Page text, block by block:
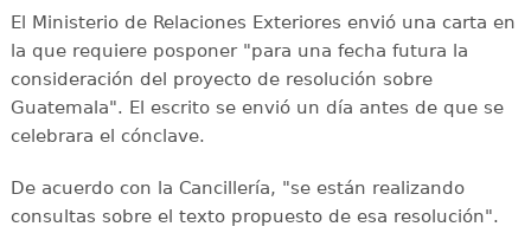
El Ministerio de Relaciones Exteriores envió una carta en
la que requiere posponer "para una fecha futura la
consideración del proyecto de resolución sobre
Guatemala". El escrito se envió un día antes de que se
celebrara el cónclave.
De acuerdo con la Cancillería, "se están realizando
consultas sobre el texto propuesto de esa resolución".